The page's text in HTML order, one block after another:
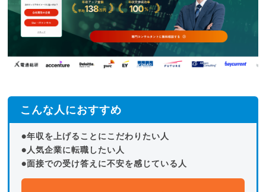
こんな人におすすめ
●年収を上げることにこだわりたい人
●人気企業に転職したい人
●面接での受け答えに不安を感じている人